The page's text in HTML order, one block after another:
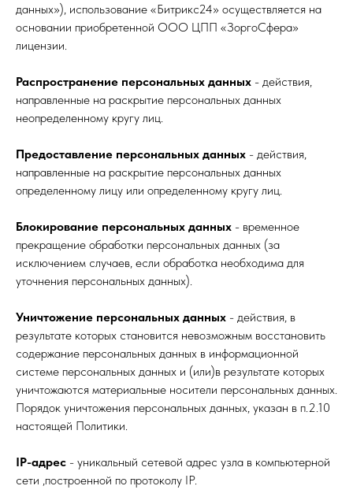
данных»), использование «Битрикс24» осуществляется на
основании приобретенной ООО ЦПП «ЗоргоСфера»
лицензии.
Распространение персональных данных - действия,
направленные на раскрытие персональных данных
неопределенному кругу лиц.
Предоставление персональных данных - действия,
направленные на раскрытие персональных данных
определенному лицу или определенному кругу лиц.
Блокирование персональных данных - временное
прекращение обработки персональных данных (за
исключением случаев, если обработка необходима для
уточнения персональных данных).
Уничтожение персональных данных - действия, в
результате которых становится невозможным восстановить
содержание персональных данных в информационной
системе персональных данных и (или)в результате которых
уничтожаются материальные носители персональных данных.
Порядок уничтожения персональных данных, указан в п.2.10
настоящей Политики.
IP-адрес - уникальный сетевой адрес узла в компьютерной
сети ,построенной по протоколу IP.